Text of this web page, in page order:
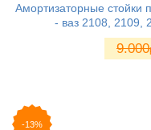
Амортизаторные
- ваз 2108, 2109,
9.000
-13%